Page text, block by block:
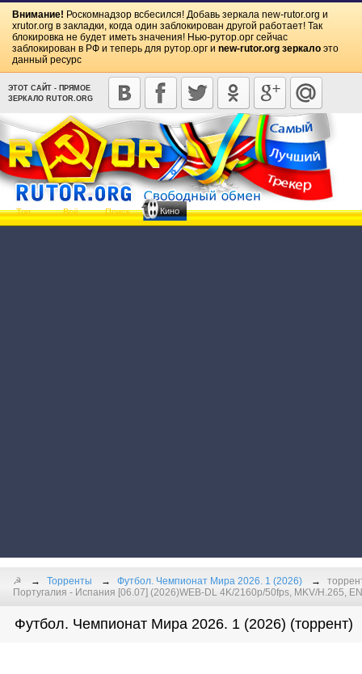
Внимание! Роскомнадзор всбесился! Добавь зеркала new-rutor.org и
xrutor.org в закладки, когда один заблокирован другой работает! Так
блокировка не будет иметь значения! Нью-рутор.орг сейчас
заблокирован в РФ и теперь для рутор.орг и new-rutor.org зеркало это
данный ресурс
ЭТОТ САЙТ - ПРЯМОЕ
ЗЕРКАЛО RUTOR.ORG
☭ Торренты Футбол. Чемпионат Мира 2026. 1 (2026)
Португалия - Испания [06.07] (2026)WEB-DL 4K/2160p/50fps, MKV/H.265,
Футбол. Чемпионат Мира 2026. 1 (2026) (торрент)